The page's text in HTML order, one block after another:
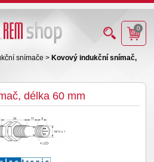
0
snímače > Kovový indukční snímač,
délka 60 mm